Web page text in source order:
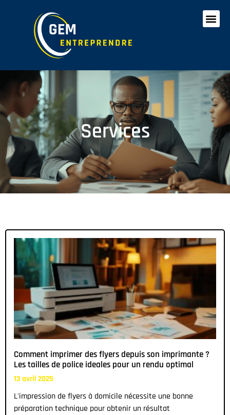
Services
Comment imprimer des flyers depuis son imprimante ?
Les tailles de police ideales pour un rendu optimal
13 avril 2025
L'impression de flyers à domicile nécessite une bonne
préparation technique pour obtenir un résultat